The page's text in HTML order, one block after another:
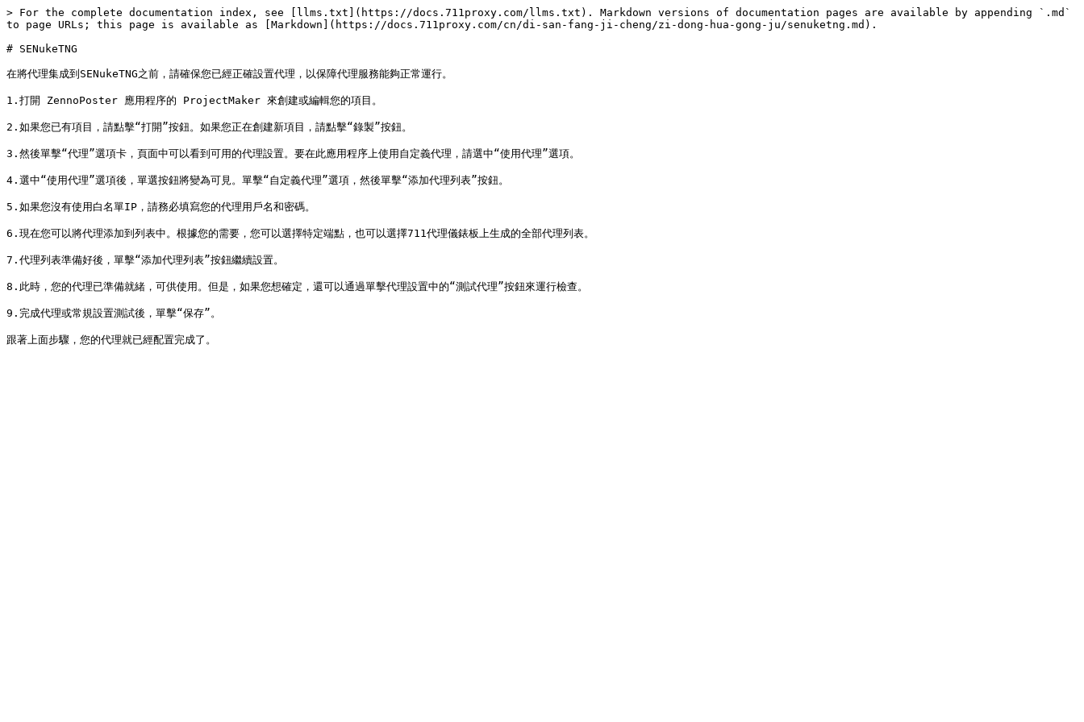
> For the complete documentation index, see [llms.txt](https://docs.711proxy.com/llms.txt). Markdown versions of documentation pages are available by appending `.md`
to page URLs; this page is available as [Markdown](https://docs.711proxy.com/cn/di-san-fang-ji-cheng/zi-dong-hua-gong-ju/senuketng.md).
# SENukeTNG
在將代理集成到SENukeTNG之前，請確保您已經正確設置代理，以保障代理服務能夠正常運行。
1.打開 ZennoPoster 應用程序的 ProjectMaker 來創建或編輯您的項目。
2.如果您已有項目，請點擊“打開”按鈕。如果您正在創建新項目，請點擊“錄製”按鈕。
3.然後單擊“代理”選項卡，頁面中可以看到可用的代理設置。要在此應用程序上使用自定義代理，請選中“使用代理”選項。
4.選中“使用代理”選項後，單選按鈕將變為可見。單擊“自定義代理”選項，然後單擊“添加代理列表”按鈕。
5.如果您沒有使用白名單IP，請務必填寫您的代理用戶名和密碼。
6.現在您可以將代理添加到列表中。根據您的需要，您可以選擇特定端點，也可以選擇711代理儀錶板上生成的全部代理列表。
7.代理列表準備好後，單擊“添加代理列表”按鈕繼續設置。
8.此時，您的代理已準備就緒，可供使用。但是，如果您想確定，還可以通過單擊代理設置中的“測試代理”按鈕來運行檢查。
9.完成代理或常規設置測試後，單擊“保存”。